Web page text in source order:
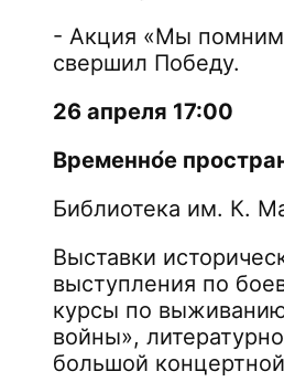
- Акция «Мы
свершил Победу.
26 апреля 17:00
Временно́е
Библиотека им. К.
Выставки
выступления по
курсы по
войны»,
большой